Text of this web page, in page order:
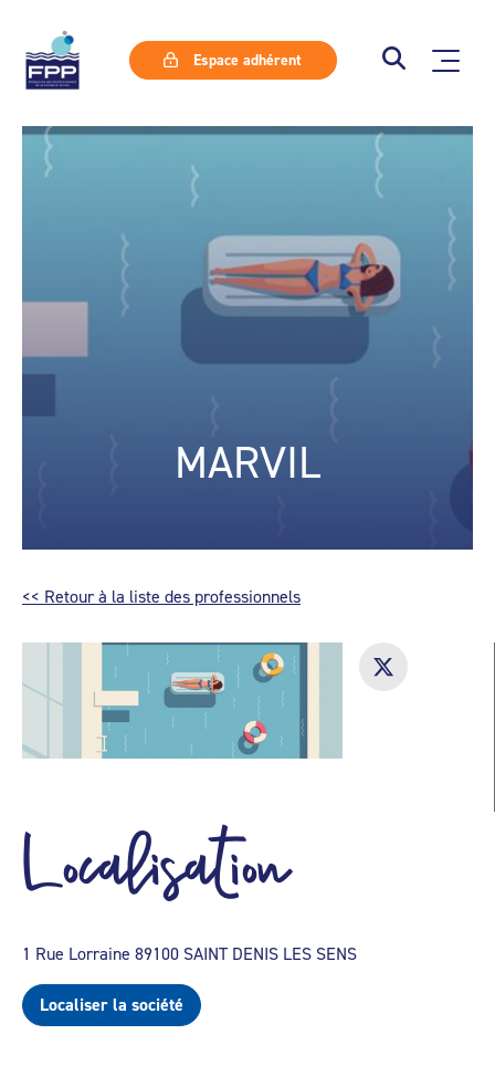
Espace adhérent
MARVIL
<< Retour à la liste des professionnels
Localisation
1 Rue Lorraine 89100 SAINT DENIS LES SENS
Localiser la société